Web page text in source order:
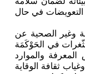
التعويضات في حال
وغير الصحية عن
في الحَوْكَمَة
والموارد
ثقافة الوقاية